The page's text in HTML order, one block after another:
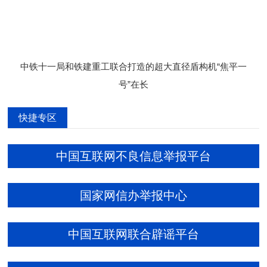
中铁十一局和铁建重工联合打造的超大直径盾构机“焦平一
号”在长
快捷专区
中国互联网不良信息举报平台
国家网信办举报中心
中国互联网联合辟谣平台